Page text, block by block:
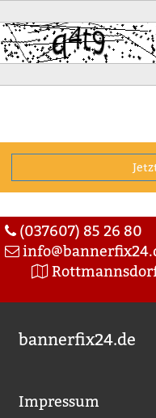
(037607) 85 26 80
bannerfix24.de
Impressum